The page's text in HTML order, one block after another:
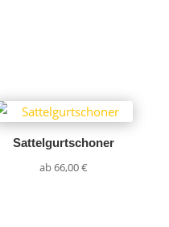
Sattelgurtschoner
ab66,00€